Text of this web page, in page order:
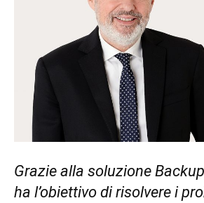
Grazie alla soluzione
ha l’obiettivo di risolvere i